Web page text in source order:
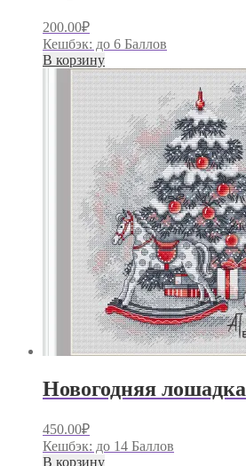
200.00₽
Кешбэк: до 6 Баллов
В корзину
Новогодняя лошадка
450.00₽
Кешбэк: до 14 Баллов
В корзину